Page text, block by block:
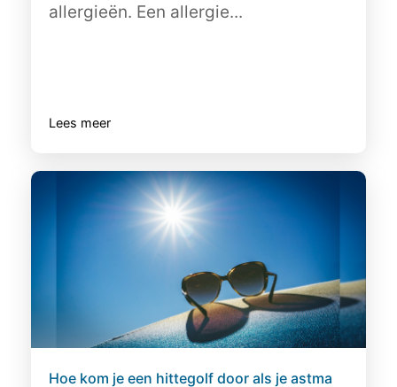
allergieën. Een allergie...
Lees meer
Hoe kom je een hittegolf door als je astma